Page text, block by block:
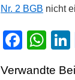
Nr. 2 BGB nicht
Verwandte